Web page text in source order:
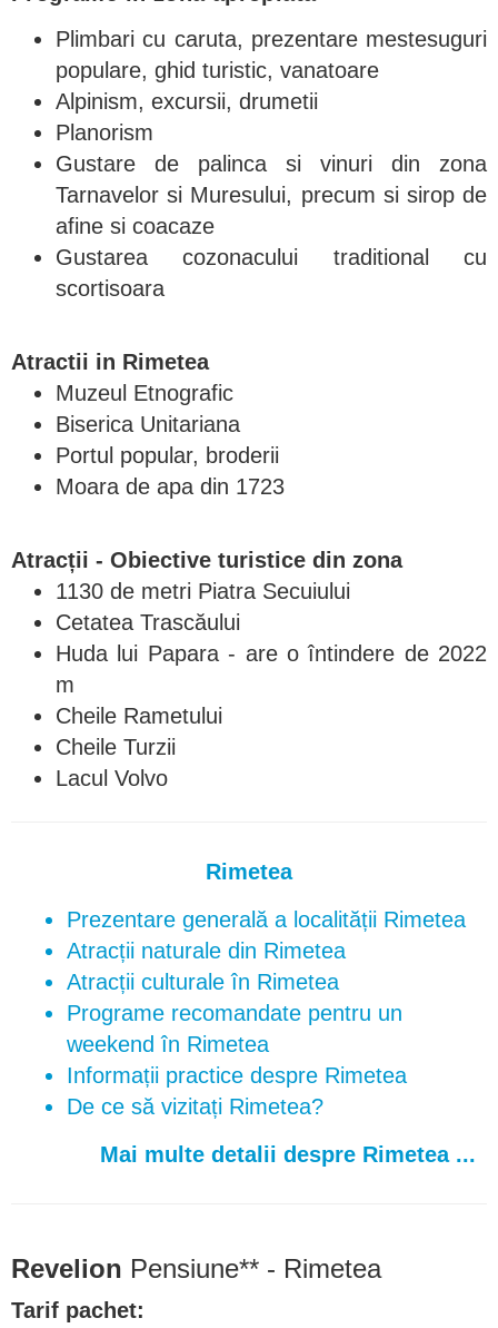
Plimbari cu caruta, prezentare mestesuguri
populare, ghid turistic, vanatoare
Alpinism, excursii, drumetii
Planorism
Gustare de palinca si vinuri din zona
Tarnavelor si Muresului, precum si sirop de
afine si coacaze
Gustarea cozonacului traditional cu
scortisoara
Atractii in Rimetea
Muzeul Etnografic
Biserica Unitariana
Portul popular, broderii
Moara de apa din 1723
Atracții - Obiective turistice din zona
1130 de metri Piatra Secuiului
Cetatea Trascăului
Huda lui Papara - are o întindere de 2022
m
Cheile Rametului
Cheile Turzii
Lacul Volvo
Rimetea
Prezentare generală a localității Rimetea
Atracții naturale din Rimetea
Atracții culturale în Rimetea
Programe recomandate pentru un
weekend în Rimetea
Informații practice despre Rimetea
De ce să vizitați Rimetea?
Mai multe detalii despre Rimetea ...
Revelion Pensiune** - Rimetea
Tarif pachet: